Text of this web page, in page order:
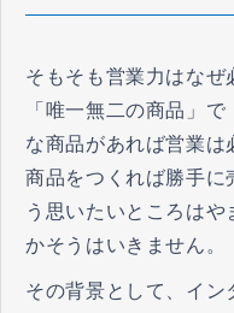
そもそも営業力はなぜ
「唯一無二の商品」
な商品があれば営業は
商品をつくれば勝手に
う思いたいところは
かそうはいきません。
その背景として、イ